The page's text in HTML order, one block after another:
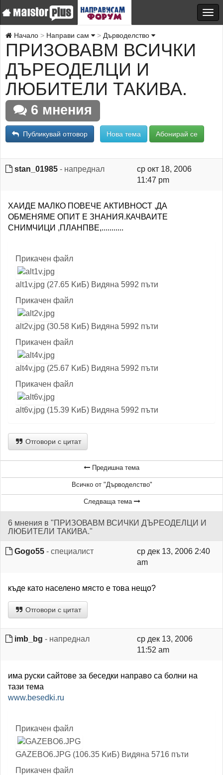
Начало Направи сам Дърводелство
ПРИЗОВАВМ ВСИЧКИ
ДЪРЕОДЕЛЦИ И
ЛЮБИТЕЛИ ТАКИВА.
6 мнения
Публикувай отговор Нова тема Абонирай се
stan_01985 - напреднал
ср окт 18, 2006
11:47 pm
ХАИДЕ МАЛКО ПОВЕЧЕ АКТИВНОСТ ,ДА
ОБМЕНЯМЕ ОПИТ Е ЗНАНИЯ.КАЧВАИТЕ
СНИМЧИЦИ ,ПЛАНПВЕ,...........
Прикачен файл
alt1v.jpg (27.65 KиБ) Видяна 5992 пъти
Прикачен файл
alt2v.jpg (30.58 KиБ) Видяна 5992 пъти
Прикачен файл
alt4v.jpg (25.67 KиБ) Видяна 5992 пъти
Прикачен файл
alt6v.jpg (15.39 KиБ) Видяна 5992 пъти
Отговори с цитат
Предишна тема
Всичко от "Дърводелство"
Следваща тема
6 мнения в "ПРИЗОВАВМ ВСИЧКИ ДЪРЕОДЕЛЦИ И
ЛЮБИТЕЛИ ТАКИВА."
Gogo55 - специалист
ср дек 13, 2006 2:40
am
къде като населено място е това нещо?
Отговори с цитат
imb_bg - напреднал
ср дек 13, 2006
11:52 am
има руски сайтове за беседки направо са болни на
тази тема
www.besedki.ru
Прикачен файл
GAZEBO6.JPG (106.35 KиБ) Видяна 5716 пъти
Прикачен файл